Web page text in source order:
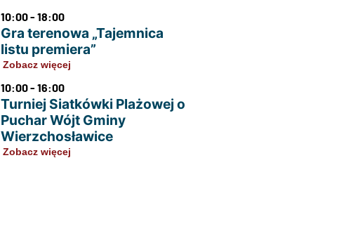
10:00 - 18:00
Gra terenowa „Tajemnica
listu premiera”
Zobacz więcej
10:00 - 16:00
Turniej Siatkówki Plażowej o
Puchar Wójt Gminy
Wierzchosławice
Zobacz więcej